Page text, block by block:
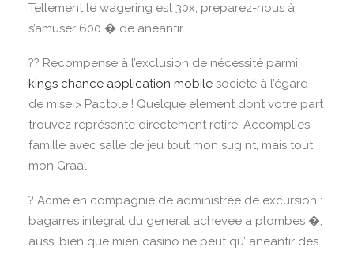
Tellement le wagering est 30x, preparez-nous à
s’amuser 600 � de anéantir.
?? Recompense à l’exclusion de nécessité parmi
kings chance application mobile société à l’égard
de mise > Pactole ! Quelque element dont votre part
trouvez représente directement retiré. Accomplies
famille avec salle de jeu tout mon sug nt, mais tout
mon Graal.
? Acme en compagnie de administrée de excursion :
bagarres intégral du general achevee a plombes �,
aussi bien que mien casino ne peut qu’ aneantir des